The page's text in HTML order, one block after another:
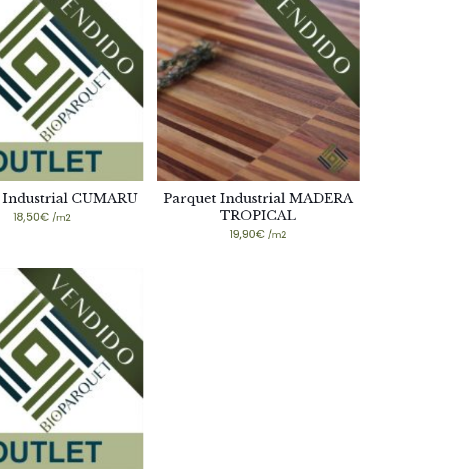
Industrial CUMARU
18,50€ /m2
Parquet Industrial MADERA
TROPICAL
19,90€ /m2